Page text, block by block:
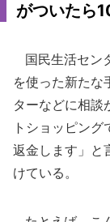
がついたら
国民生活セン
を使った新たな
ターなどに相談
トショッピン
返金します」と
けている。